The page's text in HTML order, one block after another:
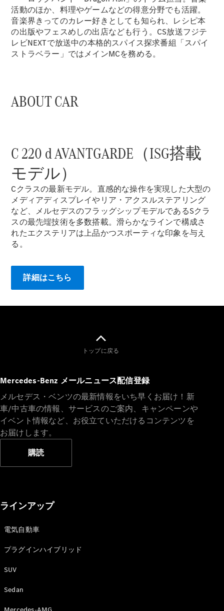
Mercedes-
Benz
Accessories
ウォールユ
ニット
カーケア
サービス
サービス入
庫リクエス
ト
メンテナン
ス＆リペア
故障や事故
の際のサポ
保険
Benz Rent
Mercedes-
活動のほか、料理やゲームなどの得意分野でも活躍。
音楽界きってのカレー好きとしても知られ、レシピ本
の出版やフェスめしの出店なども行う。CS放送フジテ
レビNEXTで放送中の本格的スパイス探求番組「スパイ
ストラベラー」ではメインMCを務める。
ABOUT CAR
C 220 d AVANTGARDE（ISG搭載
モデル）
Cクラスの最新モデル。直感的な操作を実現した大型の
メディアディスプレイやリア・アクスルステアリング
など、メルセデスのフラッグシップモデルであるSクラ
スの最先端技術を多数搭載。滑らかなラインで構成さ
れたエクステリアは上品かつスポーティな印象を与え
る。
詳細はこちら
トップに戻る
Mercedes-Benz メールニュース配信登録
メルセデス・ベンツの最新情報をいち早くお届け！新
車/中古車の情報、サービスのご案内、キャンペーンや
イベント情報など、お役立ていただけるコンテンツを
お届けします。
購読
ラインアップ
電気自動車
プラグインハイブリッド
SUV
Sedan